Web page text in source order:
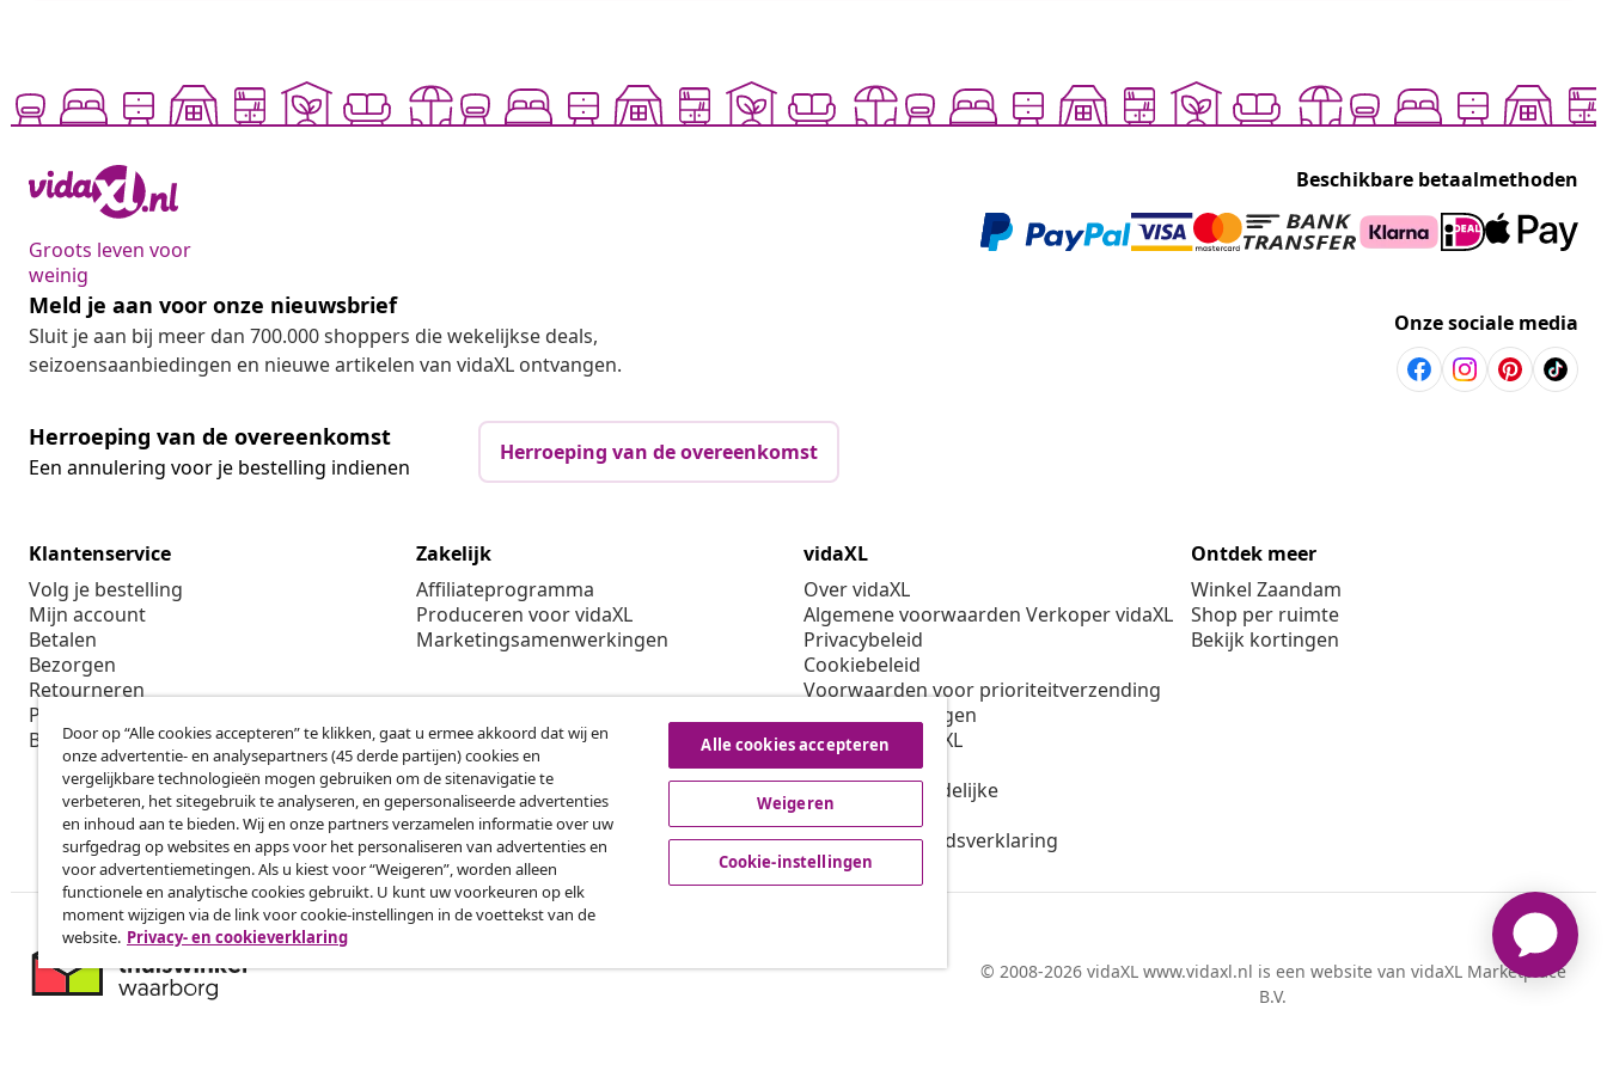
Groots leven voor
weinig
Beschikbare betaalmethoden
Meld je aan voor onze nieuwsbrief
Sluit je aan bij meer dan 700.000 shoppers die wekelijkse deals,
seizoensaanbiedingen en nieuwe artikelen van vidaXL ontvangen.
Onze sociale media
Herroeping van de overeenkomst
Een annulering voor je bestelling indienen
Herroeping van de overeenkomst
Klantenservice
Volg je bestelling
Mijn account
Betalen
Bezorgen
Retourneren
Productinformatie
Bestellen
Zakelijk
Affiliateprogramma
Produceren voor vidaXL
Marketingsamenwerkingen
vidaXL
Over vidaXL
Algemene voorwaarden Verkoper vidaXL
Privacybeleid
Cookiebeleid
Voorwaarden voor prioriteitverzending
Cookie-instellingen
Werken bij vidaXL
Veiligheid
EU verantwoordelijke
Beleid voor EPR
Toegankelijkheidsverklaring
Ontdek meer
Winkel Zaandam
Shop per ruimte
Bekijk kortingen
© 2008-2026 vidaXL www.vidaxl.nl is een website van vidaXL Marketplace
B.V.
Door op “Alle cookies accepteren” te klikken, gaat u ermee akkoord dat wij en
onze advertentie- en analysepartners (45 derde partijen) cookies en
vergelijkbare technologieën mogen gebruiken om de sitenavigatie te
verbeteren, het sitegebruik te analyseren, en gepersonaliseerde advertenties
en inhoud aan te bieden. Wij en onze partners verzamelen informatie over uw
surfgedrag op websites en apps voor het personaliseren van advertenties en
voor advertentiemetingen. Als u kiest voor “Weigeren”, worden alleen
functionele en analytische cookies gebruikt. U kunt uw voorkeuren op elk
moment wijzigen via de link voor cookie-instellingen in de voettekst van de
website. Privacy- en cookieverklaring
Alle cookies accepteren
Weigeren
Cookie-instellingen